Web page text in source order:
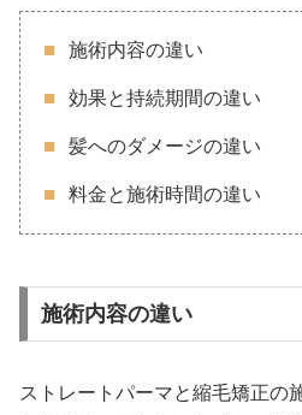
施術内容の違い
効果と持続期間の違い
髪へのダメージの違い
料金と施術時間の違い
施術内容の違い
ストレートパーマと縮毛矯正の